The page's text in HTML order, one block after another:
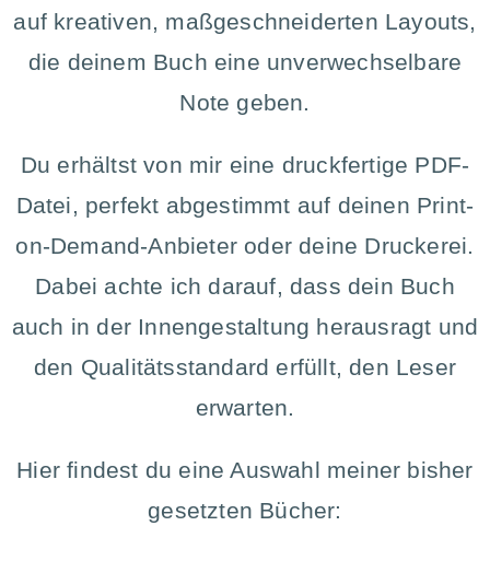
auf kreativen, maßgeschneiderten Layouts,
die deinem Buch eine unverwechselbare
Note geben.
Du erhältst von mir eine druckfertige PDF-
Datei, perfekt abgestimmt auf deinen Print-
on-Demand-Anbieter oder deine Druckerei.
Dabei achte ich darauf, dass dein Buch
auch in der Innengestaltung herausragt und
den Qualitätsstandard erfüllt, den Leser
erwarten.
Hier findest du eine Auswahl meiner bisher
gesetzten Bücher: